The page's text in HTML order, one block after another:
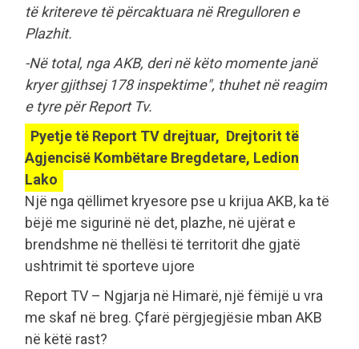
të kritereve të përcaktuara në Rregulloren e
Plazhit.
-Në total, nga AKB, deri në këto momente janë
kryer gjithsej 178 inspektime", thuhet në reagim
e tyre për Report Tv.
Pyetje të Report TV drejtuar, Drejtorit të
Agjencisë Kombëtare Bregdetare, Ledion
Lako
Një nga qëllimet kryesore pse u krijua AKB, ka të
bëjë me sigurinë në det, plazhe, në ujërat e
brendshme në thellësi të territorit dhe gjatë
ushtrimit të sporteve ujore
Report TV – Ngjarja në Himarë, një fëmijë u vra
me skaf në breg. Çfarë përgjegjësie mban AKB
në këtë rast?